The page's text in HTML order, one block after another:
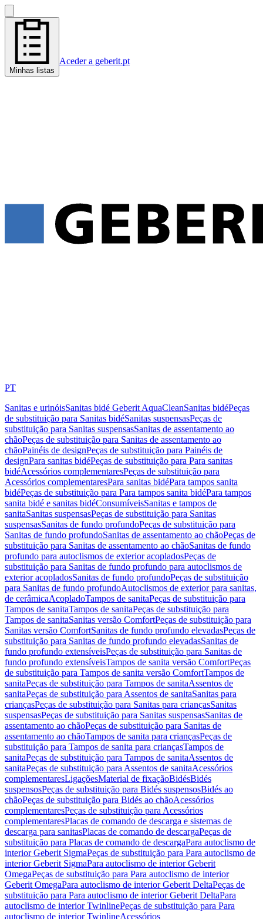
Minhas listas
Aceder a geberit.pt
PT
Sanitas e urinóisSanitas bidé Geberit AquaCleanSanitas bidéPeças
de substituição para Sanitas bidéSanitas suspensasPeças de
substituição para Sanitas suspensasSanitas de assentamento ao
chãoPeças de substituição para Sanitas de assentamento ao
chãoPainéis de designPeças de substituição para Painéis de
designPara sanitas bidéPeças de substituição para Para sanitas
bidéAcessórios complementaresPeças de substituição para
Acessórios complementaresPara sanitas bidéPara tampos sanita
bidéPeças de substituição para Para tampos sanita bidéPara tampos
sanita bidé e sanitas bidéConsumíveisSanitas e tampos de
sanitaSanitas suspensasPeças de substituição para Sanitas
suspensasSanitas de fundo profundoPeças de substituição para
Sanitas de fundo profundoSanitas de assentamento ao chãoPeças de
substituição para Sanitas de assentamento ao chãoSanitas de fundo
profundo para autoclismos de exterior acopladosPeças de
substituição para Sanitas de fundo profundo para autoclismos de
exterior acopladosSanitas de fundo profundoPeças de substituição
para Sanitas de fundo profundoAutoclismos de exterior para sanitas,
de cerâmicaAcopladoTampos de sanitaPeças de substituição para
Tampos de sanitaTampos de sanitaPeças de substituição para
Tampos de sanitaSanitas versão ComfortPeças de substituição para
Sanitas versão ComfortSanitas de fundo profundo elevadasPeças de
substituição para Sanitas de fundo profundo elevadasSanitas de
fundo profundo extensíveisPeças de substituição para Sanitas de
fundo profundo extensíveisTampos de sanita versão ComfortPeças
de substituição para Tampos de sanita versão ComfortTampos de
sanitaPeças de substituição para Tampos de sanitaAssentos de
sanitaPeças de substituição para Assentos de sanitaSanitas para
criançasPeças de substituição para Sanitas para criançasSanitas
suspensasPeças de substituição para Sanitas suspensasSanitas de
assentamento ao chãoPeças de substituição para Sanitas de
assentamento ao chãoTampos de sanita para criançasPeças de
substituição para Tampos de sanita para criançasTampos de
sanitaPeças de substituição para Tampos de sanitaAssentos de
sanitaPeças de substituição para Assentos de sanitaAcessórios
complementaresLigaçõesMaterial de fixaçãoBidésBidés
suspensosPeças de substituição para Bidés suspensosBidés ao
chãoPeças de substituição para Bidés ao chãoAcessórios
complementaresPeças de substituição para Acessórios
complementaresPlacas de comando de descarga e sistemas de
descarga para sanitasPlacas de comando de descargaPeças de
substituição para Placas de comando de descargaPara autoclismo de
interior Geberit SigmaPeças de substituição para Para autoclismo de
interior Geberit SigmaPara autoclismo de interior Geberit
OmegaPeças de substituição para Para autoclismo de interior
Geberit OmegaPara autoclismo de interior Geberit DeltaPeças de
substituição para Para autoclismo de interior Geberit DeltaPara
autoclismo de interior TwinlinePeças de substituição para Para
autoclismo de interior TwinlineAcessórios